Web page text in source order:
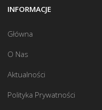
INFORMACJE
Główna
O Nas
Aktualności
Polityka Prywatności